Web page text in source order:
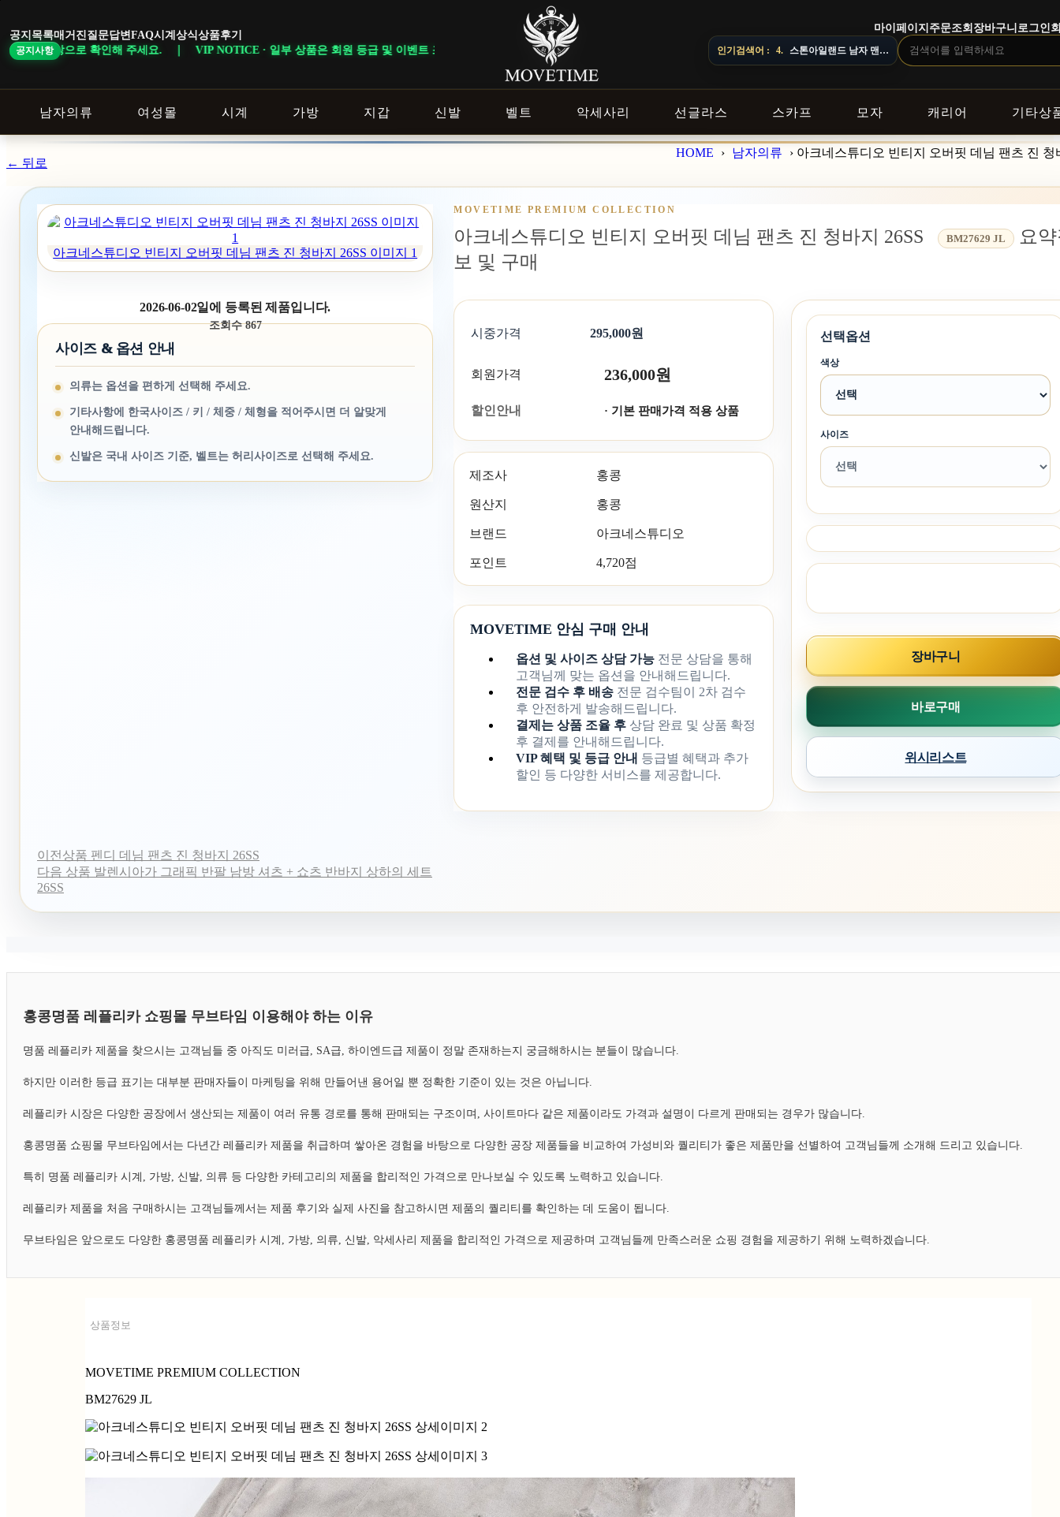
공지목록매거진 질문답변 FAQ시계상식상품후기
공지사항
세요. ｜ VIP NOTICE · 일부 상품은 회원 등급 및 이벤트 조건에 따라 혜택이 다르게 적용됩니다. ｜ DELIVERY NOTICE · 지역에 따라 배송 일정이 달라질 수 있으니 주문 전 상담창으로 문의해 주세요.
마이페이지 주문조회 장바구니 로그인
인기검색어 : 4. 스톤아일랜드 남자 맨투맨
남자의류 여성몰 시계 가방 지갑 신발 벨트 악세사리 선글라스 스카프 모자 캐리어 기타상
바
로
기
← 뒤로
HOME › 남자의류 › 아크네스튜디오 빈티지 오버핏 데님 팬츠 진 청
아크네스튜디오 빈티지 오버핏 데님 팬츠 진 청바지 26SS 이미지 1
2026-06-02일에 등록된 제품입니다.
조회수 867
사이즈 & 옵션 안내
의류는 옵션을 편하게 선택해 주세요.
기타사항에 한국사이즈 / 키 / 체중 / 체형을 적어주시면 더 알맞게
안내해드립니다.
신발은 국내 사이즈 기준, 벨트는 허리사이즈로 선택해 주세요.
MOVETIME PREMIUM COLLECTION
아크네스튜디오 빈티지 오버핏 데님 팬츠 진 청바지 26SS BM27629 JL
요
보 및 구매
시중가격 295,000원
회원가격 236,000원
할인안내 · 기본 판매가격 적용 상품
제조사 홍콩
원산지 홍콩
브랜드 아크네스튜디오
포인트 4,720점
MOVETIME 안심 구매 안내
옵션 및 사이즈 상담 가능 전문 상담을 통해
고객님께 맞는 옵션을 안내해드립니다.
전문 검수 후 배송 전문 검수팀이 2차 검수
후 안전하게 발송해드립니다.
결제는 상품 조율 후 상담 완료 및 상품 확정
후 결제를 안내해드립니다.
VIP 혜택 및 등급 안내 등급별 혜택과 추가
할인 등 다양한 서비스를 제공합니다.
선택옵션
색상
사이즈
바로구매
장바구니
위시리스트
이전상품 펜디 데님 팬츠 진 청바지 26SS
다음 상품 발렌시아가 그래픽 반팔 남방 셔츠 + 쇼츠 반바지 상하의 세트
26SS
홍콩명품 레플리카 쇼핑몰 무브타임 이용해야 하는 이유
명품 레플리카 제품을 찾으시는 고객님들 중 아직도 미러급, SA급, 하이엔드급 제품이 정말 존재하는지 궁금해하시는 분들이 많습니다.
하지만 이러한 등급 표기는 대부분 판매자들이 마케팅을 위해 만들어낸 용어일 뿐 정확한 기준이 있는 것은 아닙니다.
레플리카 시장은 다양한 공장에서 생산되는 제품이 여러 유통 경로를 통해 판매되는 구조이며, 사이트마다 같은 제품이라도 가격과 설명이 다르게 판매되는 경우가 많습니다.
홍콩명품 쇼핑몰 무브타임에서는 다년간 레플리카 제품을 취급하며 쌓아온 경험을 바탕으로 다양한 공장 제품들을 비교하여 가성비와 퀄리티가 좋은 제품만을 선별하여 고객님들께 소개해 드리고 있습니다.
특히 명품 레플리카 시계, 가방, 신발, 의류 등 다양한 카테고리의 제품을 합리적인 가격으로 만나보실 수 있도록 노력하고 있습니다.
레플리카 제품을 처음 구매하시는 고객님들께서는 제품 후기와 실제 사진을 참고하시면 제품의 퀄리티를 확인하는 데 도움이 됩니다.
무브타임은 앞으로도 다양한 홍콩명품 레플리카 시계, 가방, 의류, 신발, 악세사리 제품을 합리적인 가격으로 제공하며 고객님들께 만족스러운 쇼핑 경험을 제공하기 위해 노력하겠습니다.
상품정보
MOVETIME PREMIUM COLLECTION
BM27629 JL